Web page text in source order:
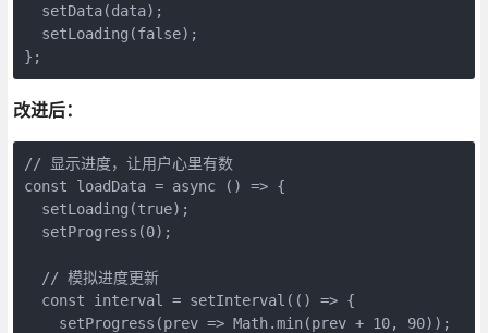
  setData(data);
  setLoading(false);
};
改进后：
// 显示进度，让用户心里有数
const loadData = async () => {
  setLoading(true);
  setProgress(0);
  // 模拟进度更新
  const interval = setInterval(() => {
    setProgress(prev => Math.min(prev + 10, 90));